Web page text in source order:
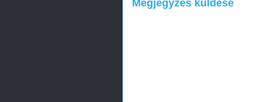
Megjegyzés küldése